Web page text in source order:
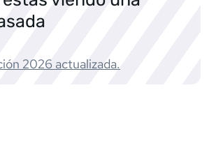
2026 actualizada.